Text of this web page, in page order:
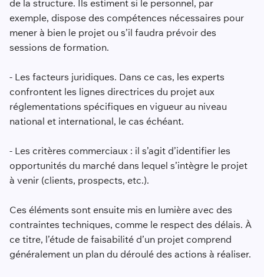
de la structure. Ils estiment si le personnel, par
exemple, dispose des compétences nécessaires pour
mener à bien le projet ou s’il faudra prévoir des
sessions de formation.
- Les facteurs juridiques. Dans ce cas, les experts
confrontent les lignes directrices du projet aux
réglementations spécifiques en vigueur au niveau
national et international, le cas échéant.
- Les critères commerciaux : il s’agit d’identifier les
opportunités du marché dans lequel s’intègre le projet
à venir (clients, prospects, etc.).
Ces éléments sont ensuite mis en lumière avec des
contraintes techniques, comme le respect des délais. À
ce titre, l’étude de faisabilité d’un projet comprend
généralement un plan du déroulé des actions à réaliser.